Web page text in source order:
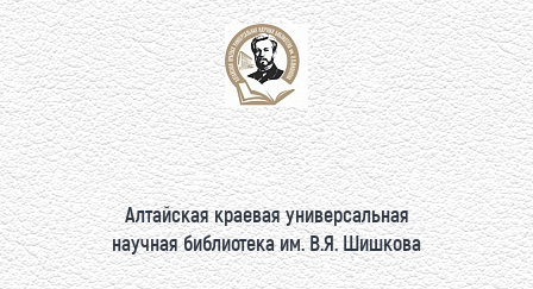
Алтайская краевая универсальная
научная библиотека им. В.Я. Шишкова